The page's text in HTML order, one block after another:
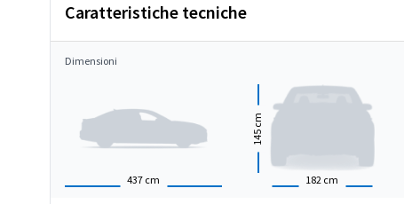
Caratteristiche tecniche
Dimensioni
437 cm 182 cm
145
cm